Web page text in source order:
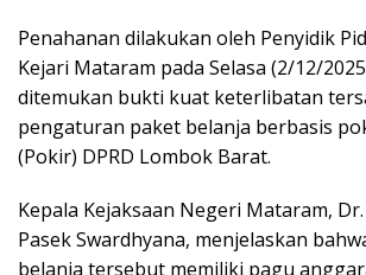
Penahanan dilakukan oleh Penyidik
Kejari Mataram pada Selasa (2/12/
ditemukan bukti kuat keterlibatan
pengaturan paket belanja berbasis
(Pokir) DPRD Lombok Barat.
Kepala Kejaksaan Negeri Mataram, Dr.
Pasek Swardhyana, menjelaskan
belanja tersebut memiliki pagu